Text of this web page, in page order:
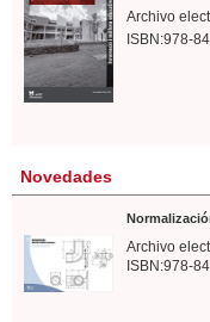
Archivo
ISBN:978-
Novedades
Archivo
ISBN:978-